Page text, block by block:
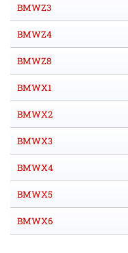
BMWZ3
BMWZ4
BMWZ8
BMWX1
BMWX2
BMWX3
BMWX4
BMWX5
BMWX6